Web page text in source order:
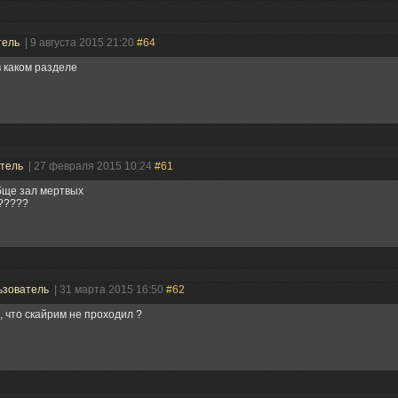
| 9 августа 2015 21:20 #64
каком разделе
| 27 февраля 2015 10:24 #61
зал мертвых
| 31 марта 2015 16:50 #62
что скайрим не проходил ?